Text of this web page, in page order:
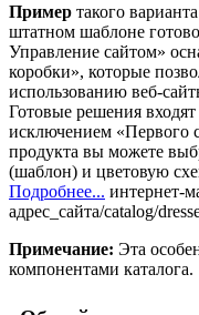
Пример такого
штатном шаблоне
Управление сайтом»
коробки», которые
использованию веб-
Готовые решения
исключением «Первого
продукта вы можете
(шаблон) и цветовую
Подробнее... интернет-
адрес_сайта/catalog/
Примечание: Эта
компонентами каталога.